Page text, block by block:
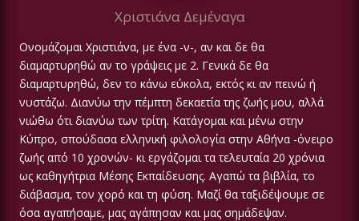
Χριστιάνα Δεμέναγα
Ονομάζομαι Χριστιάνα, με ένα -ν-, αν και δε θα
διαμαρτυρηθώ αν το γράψεις με 2. Γενικά δε θα
διαμαρτυρηθώ, δεν το κάνω εύκολα, εκτός κι αν πεινώ ή
νυστάζω. Διανύω την πέμπτη δεκαετία της ζωής μου, αλλά
νιώθω ότι διανύω των τρίτη. Κατάγομαι και μένω στην
Κύπρο, σπούδασα ελληνική φιλολογία στην Αθήνα -όνειρο
ζωής από 10 χρονών- κι εργάζομαι τα τελευταία 20 χρόνια
ως καθηγήτρια Μέσης Εκπαίδευσης. Αγαπώ τα βιβλία, το
διάβασμα, τον χορό και τη φύση. Μαζί θα ταξιδέψουμε σε
όσα αγαπήσαμε, μας αγάπησαν και μας σημάδεψαν.